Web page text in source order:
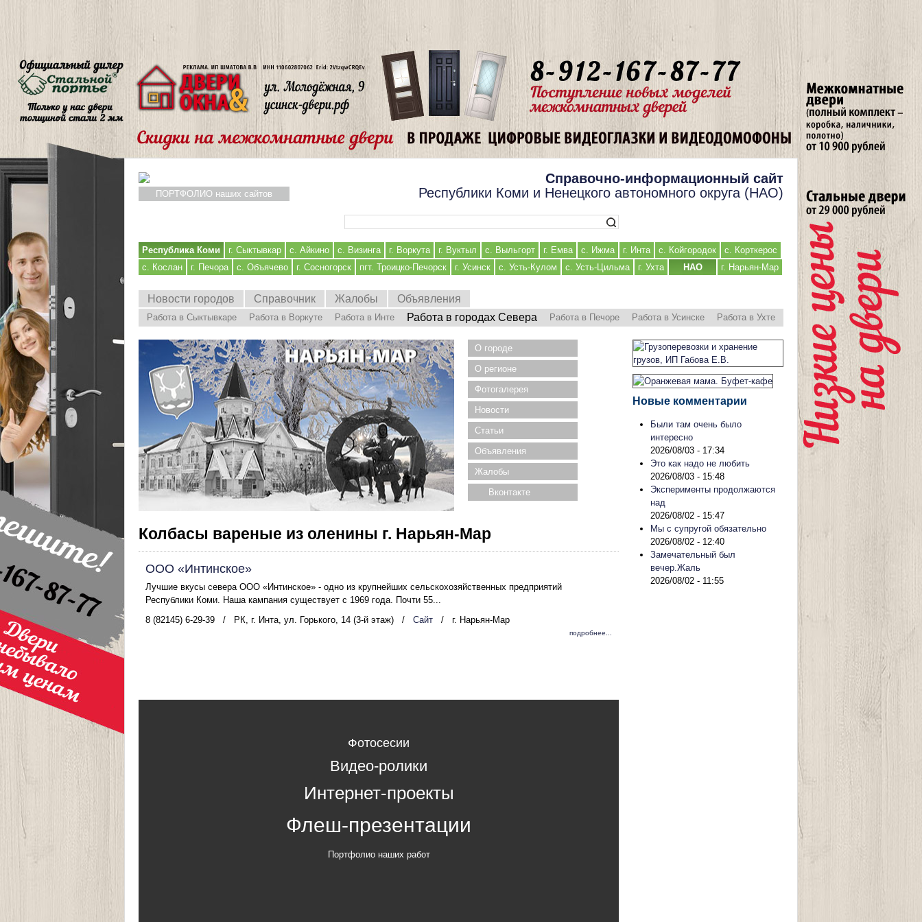
ПОРТФОЛИО наших сайтов
Справочно-информационный сайт
Республики Коми и Ненецкого автономного округа (НАО)
Республика Коми г. Сыктывкар с. Айкино с. Визинга г. Воркута г. Вуктыл с. Выльгорт г. Емва с. Ижма г. Инта с. Койгородок
с. Корткерос
с. Кослан
г. Печора с. Объячево г. Сосногорск пгт. Троицко-Печорск г. Усинск с. Усть-Кулом с. Усть-Цильма г. Ухта НАО г. Нарьян-Мар
Новости городов Справочник Жалобы Объявления
Работа в Сыктывкаре Работа в Воркуте Работа в Инте Работа в городах Севера Работа в Печоре Работа в Усинске Работа в Ухте
О городе
О регионе
Фотогалерея
Новости
Статьи
Объявления
Жалобы
Вконтакте
Колбасы вареные из оленины г. Нарьян-Мар
ООО «Интинское»
Лучшие вкусы севера ООО «Интинское» - одно из крупнейших сельскохозяйственных предприятий
Республики Коми. Наша кампания существует с 1969 года. Почти 55...
8 (82145) 6-29-39
/ РК, г. Инта, ул. Горького, 14 (3-й этаж) / Сайт / г. Нарьян-Мар
подробнее...
Фотосесии
Видео-ролики
Интернет-проекты
Флеш-презентации
Портфолио наших работ
Новые комментарии
Были там очень было
интересно
2026/08/03 - 17:34
Это как надо не любить
2026/08/03 - 15:48
Эксперименты продолжаются
над
2026/08/02 - 15:47
Мы с супругой обязательно
2026/08/02 - 12:40
Замечательный был
вечер.Жаль
2026/08/02 - 11:55